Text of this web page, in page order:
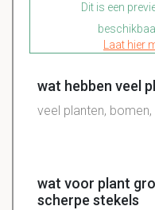
Dit is een
Laat hier
wat hebben veel
veel planten,
wat voor plant
scherpe stekels